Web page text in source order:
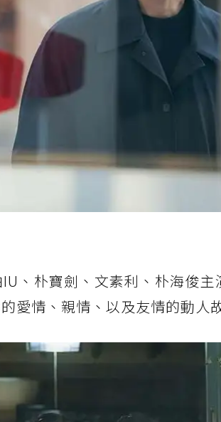
、朴寶劍、文素利、朴海俊
愛情、親情、以及友情的動人